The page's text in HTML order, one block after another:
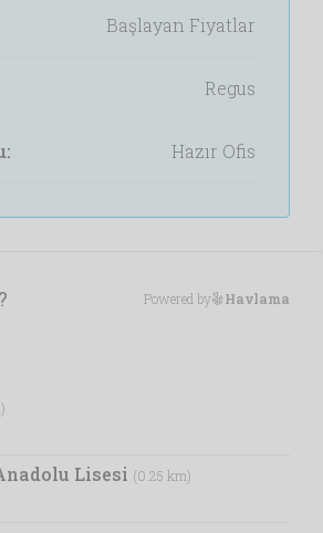
Başlayan Fiyatlar
Regus
Hazır Ofis
Powered by Havlama
Lisesi (0.25 km)